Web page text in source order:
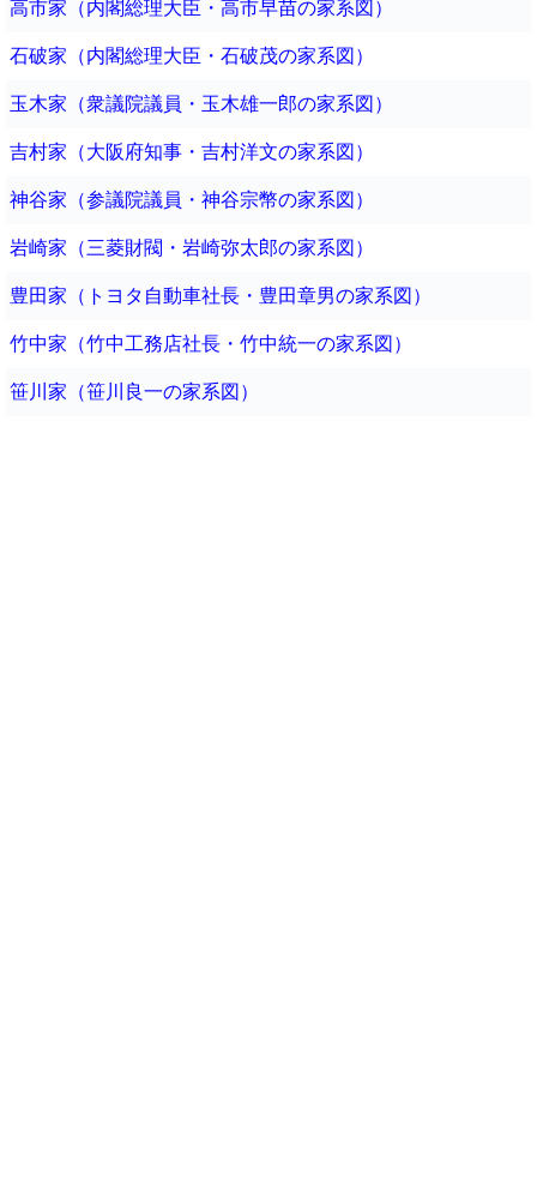
高市家（内閣総理大臣・高市早苗の家系図）
石破家（内閣総理大臣・石破茂の家系図）
玉木家（衆議院議員・玉木雄一郎の家系図）
吉村家（大阪府知事・吉村洋文の家系図）
神谷家（参議院議員・神谷宗幣の家系図）
岩崎家（三菱財閥・岩崎弥太郎の家系図）
豊田家（トヨタ自動車社長・豊田章男の家系図）
竹中家（竹中工務店社長・竹中統一の家系図）
笹川家（笹川良一の家系図）